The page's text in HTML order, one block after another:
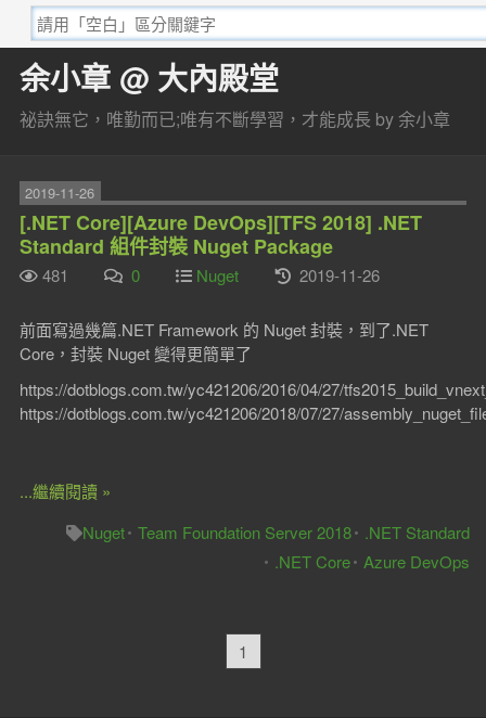
余小章 @ 大內殿堂
祕訣無它，唯勤而已;唯有不斷學習，才能成長 by 余小章
2019-11-26
[.NET Core][Azure DevOps][TFS 2018] .NET
Standard 組件封裝 Nuget Package
481 0 Nuget 2019-11-26
前面寫過幾篇.NET Framework 的 Nuget 封裝，到了.NET
Core，封裝 Nuget 變得更簡單了
https://dotblogs.com.tw/yc421206/2016/04/27/
https://dotblogs.com.tw/yc421206/2018/07/27/
...繼續閱讀 »
Nuget Team Foundation Server 2018
.NET Standard
.NET Core
Azure DevOps
1